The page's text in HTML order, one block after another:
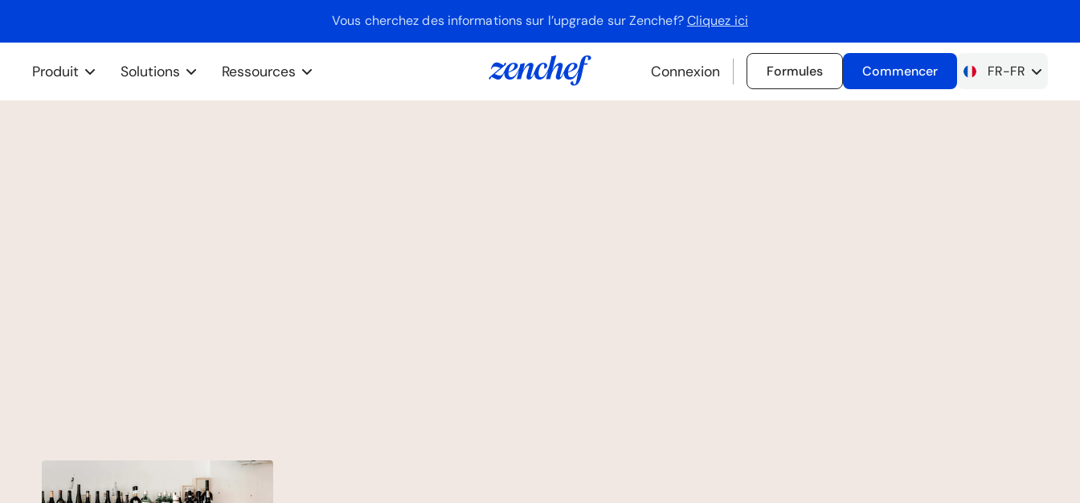
Vous cherchez des informations sur l’upgrade sur Zenchef?Cliquez ici
Produit Solutions Ressources Connexion Formules Commencer FR-FR